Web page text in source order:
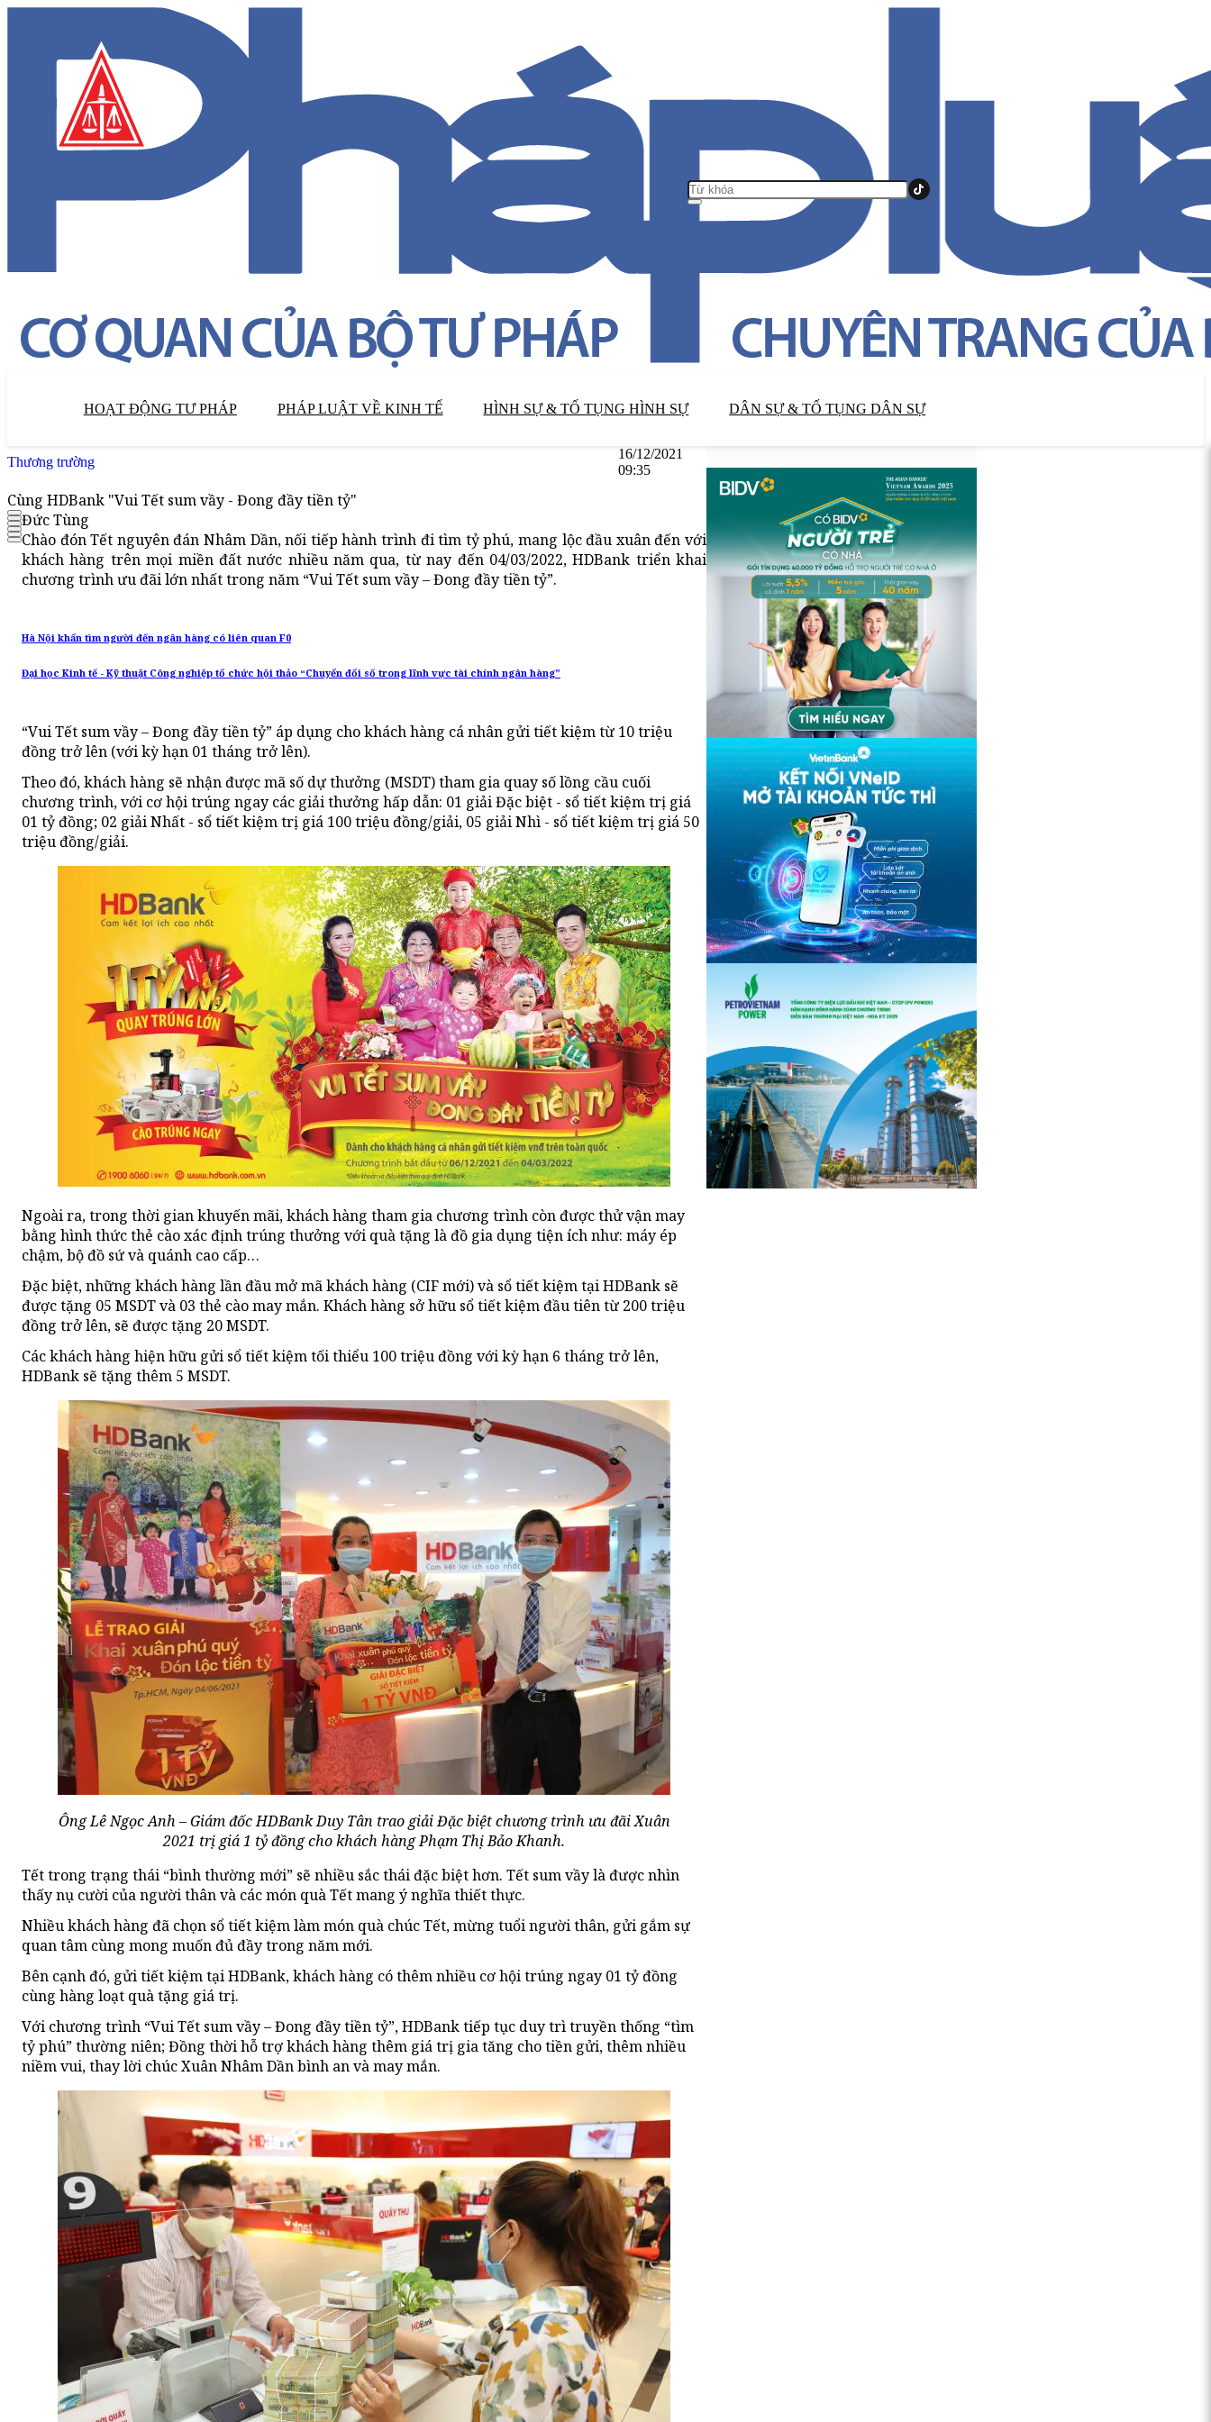
HOẠT ĐỘNG TƯ PHÁP PHÁP LUẬT VỀ KINH TẾ HÌNH SỰ & TỐ TỤNG HÌNH SỰ DÂN SỰ & TỐ TỤNG DÂN SỰ
Thương trường
16/12/2021
09:35
Cùng HDBank "Vui Tết sum vầy - Đong đầy tiền tỷ"
Đức Tùng
Chào đón Tết nguyên đán Nhâm Dần, nối tiếp hành trình đi tìm tỷ phú, mang lộc đầu xuân đến với
khách hàng trên mọi miền đất nước nhiều năm qua, từ nay đến 04/03/2022, HDBank triển khai
chương trình ưu đãi lớn nhất trong năm “Vui Tết sum vầy – Đong đầy tiền tỷ”.
Hà Nội khẩn tìm người đến ngân hàng có liên quan F0
Đại học Kinh tế - Kỹ thuật Công nghiệp tổ chức hội thảo “Chuyển đổi số trong lĩnh vực tài chính ngân hàng”
“Vui Tết sum vầy – Đong đầy tiền tỷ” áp dụng cho khách hàng cá nhân gửi tiết kiệm từ 10 triệu
đồng trở lên (với kỳ hạn 01 tháng trở lên).
Theo đó, khách hàng sẽ nhận được mã số dự thưởng (MSDT) tham gia quay số lồng cầu cuối
chương trình, với cơ hội trúng ngay các giải thưởng hấp dẫn: 01 giải Đặc biệt - sổ tiết kiệm trị giá
01 tỷ đồng; 02 giải Nhất - sổ tiết kiệm trị giá 100 triệu đồng/giải, 05 giải Nhì - sổ tiết kiệm trị giá 50
triệu đồng/giải.
Ngoài ra, trong thời gian khuyến mãi, khách hàng tham gia chương trình còn được thử vận may
bằng hình thức thẻ cào xác định trúng thưởng với quà tặng là đồ gia dụng tiện ích như: máy ép
chậm, bộ đồ sứ và quánh cao cấp…
Đặc biệt, những khách hàng lần đầu mở mã khách hàng (CIF mới) và sổ tiết kiệm tại HDBank sẽ
được tặng 05 MSDT và 03 thẻ cào may mắn. Khách hàng sở hữu sổ tiết kiệm đầu tiên từ 200 triệu
đồng trở lên, sẽ được tặng 20 MSDT.
Các khách hàng hiện hữu gửi sổ tiết kiệm tối thiểu 100 triệu đồng với kỳ hạn 6 tháng trở lên,
HDBank sẽ tặng thêm 5 MSDT.
Ông Lê Ngọc Anh – Giám đốc HDBank Duy Tân trao giải Đặc biệt chương trình ưu đãi Xuân
2021 trị giá 1 tỷ đồng cho khách hàng Phạm Thị Bảo Khanh.
Tết trong trạng thái “bình thường mới” sẽ nhiều sắc thái đặc biệt hơn. Tết sum vầy là được nhìn
thấy nụ cười của người thân và các món quà Tết mang ý nghĩa thiết thực.
Nhiều khách hàng đã chọn sổ tiết kiệm làm món quà chúc Tết, mừng tuổi người thân, gửi gắm sự
quan tâm cùng mong muốn đủ đầy trong năm mới.
Bên cạnh đó, gửi tiết kiệm tại HDBank, khách hàng có thêm nhiều cơ hội trúng ngay 01 tỷ đồng
cùng hàng loạt quà tặng giá trị.
Với chương trình “Vui Tết sum vầy – Đong đầy tiền tỷ”, HDBank tiếp tục duy trì truyền thống “tìm
tỷ phú” thường niên; Đồng thời hỗ trợ khách hàng thêm giá trị gia tăng cho tiền gửi, thêm nhiều
niềm vui, thay lời chúc Xuân Nhâm Dần bình an và may mắn.